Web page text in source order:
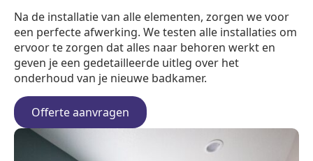
Na de installatie van alle elementen, zorgen we voor
een perfecte afwerking. We testen alle installaties om
ervoor te zorgen dat alles naar behoren werkt en
geven je een gedetailleerde uitleg over het
onderhoud van je nieuwe badkamer.
Offerte aanvragen